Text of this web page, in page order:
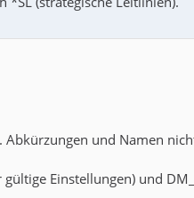
und Namen
Einstellungen) und